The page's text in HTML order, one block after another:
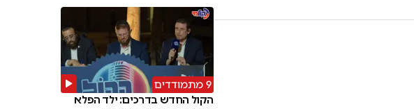
9 מתמודדים
הקול החדש בדרכים: ילד הפלא